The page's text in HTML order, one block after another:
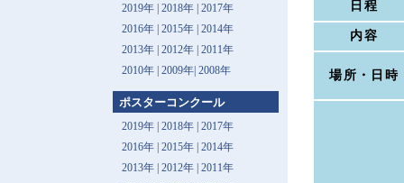
日程
内容
場所・日時
2019年| 2018年| 2017年
2016年| 2015年| 2014年
2013年 | 2012年| 2011年
2010年| 2009年| 2008年
ポスターコンクール
2019年 | 2018年 | 2017年
2016年 | 2015年 | 2014年
2013年 | 2012年 | 2011年